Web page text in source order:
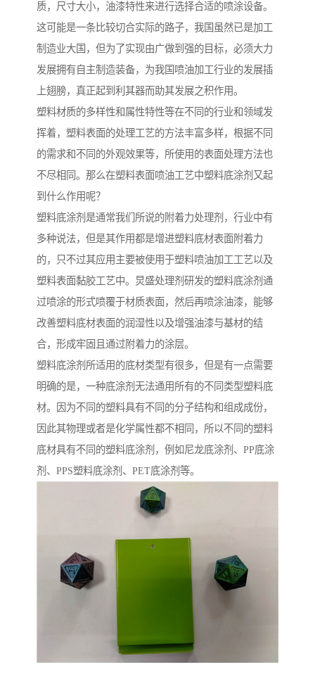
质，尺寸大小，油漆特性来进行选择合适的喷涂设备。
这可能是一条比较切合实际的路子，我国虽然已是加工
制造业大国，但为了实现由广做到强的目标，必须大力
发展拥有自主制造装备，为我国喷油加工行业的发展插
上翅膀，真正起到利其器而助其发展之积作用。
塑料材质的多样性和属性特性等在不同的行业和领域发
挥着，塑料表面的处理工艺的方法丰富多样，根据不同
的需求和不同的外观效果等，所使用的表面处理方法也
不尽相同。那么在塑料表面喷油工艺中塑料底涂剂又起
到什么作用呢？
塑料底涂剂是通常我们所说的附着力处理剂，行业中有
多种说法，但是其作用都是增进塑料底材表面附着力
的，只不过其应用主要被使用于塑料喷油加工工艺以及
塑料表面黏胶工艺中。炅盛处理剂研发的塑料底涂剂通
过喷涂的形式喷覆于材质表面，然后再喷涂油漆，能够
改善塑料底材表面的润湿性以及增强油漆与基材的结
合，形成牢固且通过附着力的涂层。
塑料底涂剂所适用的底材类型有很多，但是有一点需要
明确的是，一种底涂剂无法通用所有的不同类型塑料底
材。因为不同的塑料具有不同的分子结构和组成成份，
因此其物理或者是化学属性都不相同，所以不同的塑料
底材具有不同的塑料底涂剂，例如尼龙底涂剂、PP底涂
剂、PPS塑料底涂剂、PET底涂剂等。